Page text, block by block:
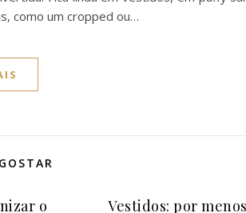
como um cropped ou…
o
Vestidos: por